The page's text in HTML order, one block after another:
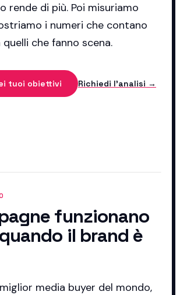
rende di più. Poi misuriamo
i numeri che contano
che fanno scena.
tuoi obiettivi Richiedi l'analisi →
funzionano
il brand è
media buyer del mondo,